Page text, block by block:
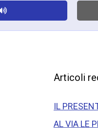
Articoli
IL
AL VIA LE